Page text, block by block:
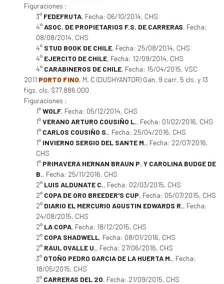
Figuraciones :
3° FEDEFRUTA, Fecha: 06/10/2014, CHS
4°ASOC. DE PROPIETARIOS F.S. DE CARRERAS, Fecha:
08/08/2014, CHS
4° STUD BOOK DE CHILE, Fecha: 25/08/2014, CHS
4° EJERCITO DE CHILE, Fecha: 12/09/2014, CHS
4° CARABINEROS DE CHILE, Fecha: 15/04/2015, VSC
2011 PORTO FINO, M, C (DUSHYANTOR) Gan. 9 carr. 5 cls. y 13
figs. cls. $77.886.000
Figuraciones :
1°WOLF, Fecha: 05/12/2014, CHS
1°VERANO ARTURO COUSIÑO L., Fecha: 01/02/2016, CHS
1° CARLOS COUSIÑO S., Fecha: 25/04/2016, CHS
1° INVIERNO SERGIO DEL SANTE M., Fecha: 22/07/2016,
CHS
1° PRIMAVERA HERNAN BRAUN P. Y CAROLINA BUDGE DE
B., Fecha: 25/11/2016, CHS
2° LUIS ALDUNATE C., Fecha: 02/03/2015, CHS
2° COPA DE ORO BREEDER'S CUP, Fecha: 05/07/2015, CHS
2° DIARIO EL MERCURIO AGUSTIN EDWARDS R., Fecha:
24/08/2015, CHS
2° LA COPA, Fecha: 18/12/2015, CHS
2° COPA SHADWELL, Fecha: 08/01/2016, CHS
2° RAUL OVALLE U., Fecha: 27/06/2016, CHS
3° OTOÑO PEDRO GARCIA DE LA HUERTA M., Fecha:
18/05/2015, CHS
3° CARRERAS DEL 20, Fecha: 21/09/2015, CHS